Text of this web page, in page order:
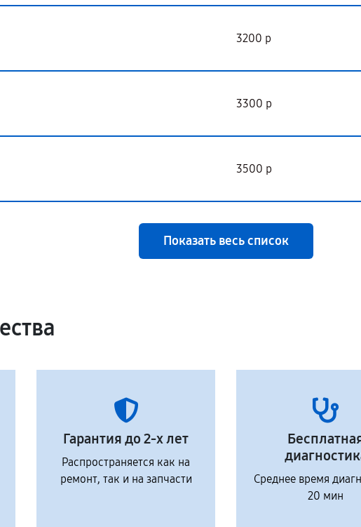
3200 р
3300 р
3500 р
Показать весь список
Гарантия до 2-х лет
Распространяется как на
ремонт, так и на запчасти
Среднее время
20 мин